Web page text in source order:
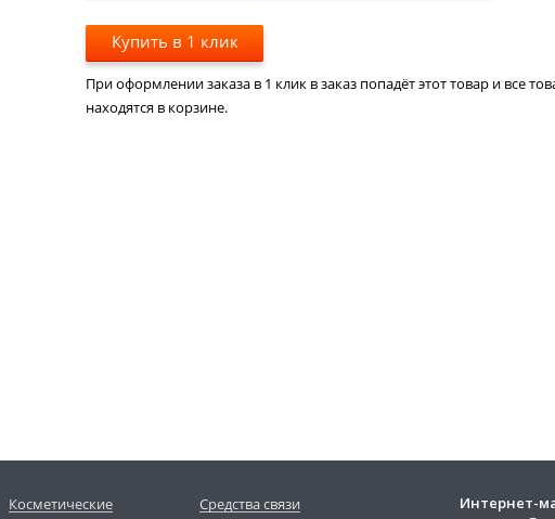
Купить в 1 клик
При оформлении заказа в 1 клик в заказ попадёт этот товар и все
находятся в корзине.
Косметические
Средства связи
Интернет-